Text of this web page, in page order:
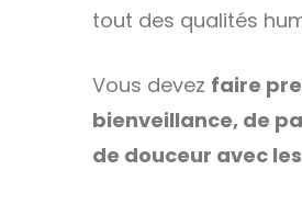
tout des qualités
Vous devez faire
bienveillance, de
de douceur avec